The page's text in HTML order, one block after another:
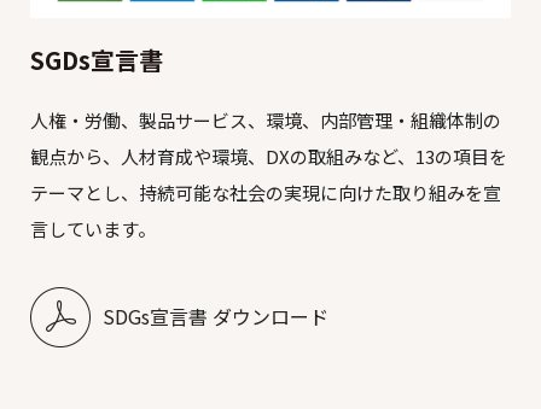
SGDs宣言書
人権・労働、製品サービス、環境、内部管理・組織体制の
観点から、人材育成や環境、DXの取組みなど、13の項目を
テーマとし、持続可能な社会の実現に向けた取り組みを宣
言しています。
SDGs宣言書 ダウンロード